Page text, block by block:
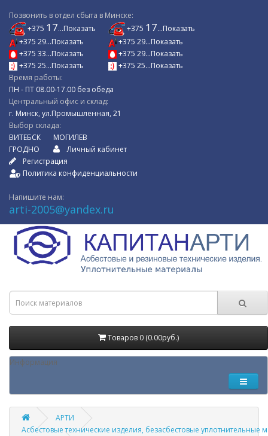
Позвонить в отдел сбыта в Минске:
+375 17...Показать
+375 29...Показать
+375 33...Показать
+375 25...Показать
+375 17...Показать
+375 29...Показать
+375 29...Показать
+375 25...Показать
Время работы:
ПН - ПТ 08.00-17.00 без обеда
Центральный офис и склад:
г. Минск, ул.Промышленная, 21
Выбор склада:
ВИТЕБСК
ГРОДНО
МОГИЛЕВ
Личный кабинет
Регистрация
Политика конфиденциальности
Напишите нам:
arti-2005@yandex.ru
Товаров 0 (0.00руб.)
Информация
АРТИ
Асбестовые технические изделия, безасбестовые